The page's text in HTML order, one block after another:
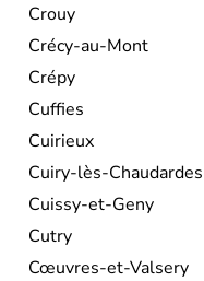
Crouy
Crécy-au-Mont
Crépy
Cuffies
Cuirieux
Cuiry-lès-Chaudardes
Cuissy-et-Geny
Cutry
Cœuvres-et-Valsery